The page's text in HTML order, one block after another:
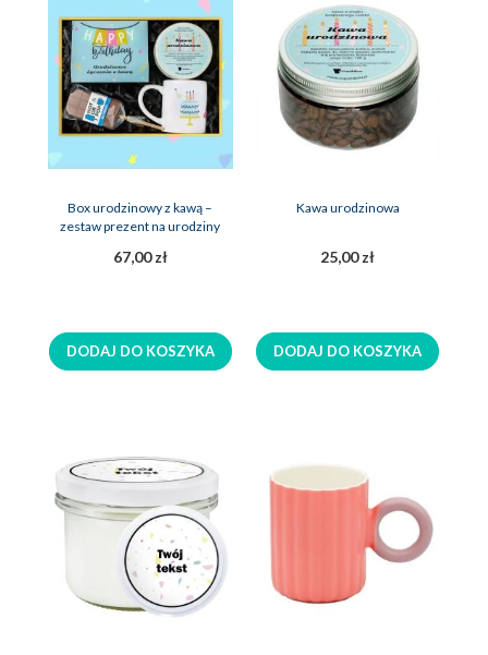
Box urodzinowy z kawą –
zestaw prezent na urodziny
67,00 zł
DODAJ DO KOSZYKA
Kawa urodzinowa
25,00 zł
DODAJ DO KOSZYKA